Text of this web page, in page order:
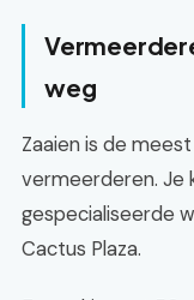
weg
Zaaien is de
vermeerderen. Je
gespecialiseerde
Cactus Plaza.